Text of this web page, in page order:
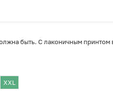
быть. С лаконичным принтом
XXL